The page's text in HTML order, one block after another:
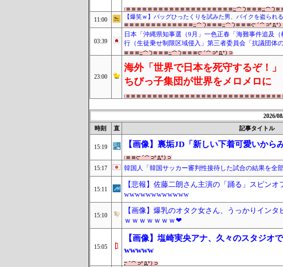
11:00 【爆笑ｗ】バッグひったくりを試みた男、バイクを盗られる
03:39
日本「沖縄県知事選（9月」一色正春「海難事件追及
行（生徒乗せ制限区域侵入」第三者委員会「抗議団体
23:00
海外「世界で日本を死守するぞ！
ちびっ子集団が世界をメロメロに
2026/
時刻
直 記事タイトル
15:19 【画像】裏垢JD「新しい下着可愛いから
15:17 韓国人「韓国サッカー審判性接待した試合の結果を全
15:11
【悲報】佐藤二朗さん主演の「踊る」スピン
wwwwwwwwwwww
15:10
【画像】爆乳のオタク女さん、うっかりイン
ｗｗｗｗｗｗｗ❤
15:05
【画像】塩崎実央アナ、久々のスタジオ
wwwww